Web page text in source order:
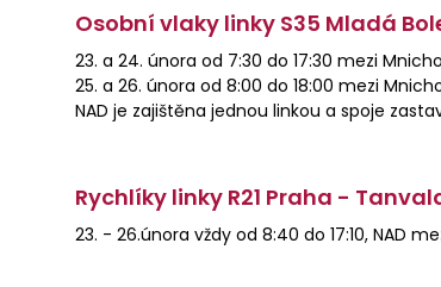
Osobní vlaky linky S35 Mladá
23. a 24. února od 7:30 do 17:30 mezi
25. a 26. února od 8:00 do 18:00 mezi
NAD je zajištěna jednou linkou a spoje
Rychlíky linky R21 Praha -
23. - 26.února vždy od 8:40 do 17:10, NAD